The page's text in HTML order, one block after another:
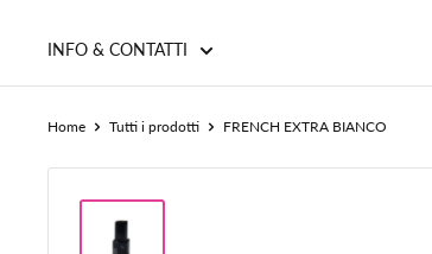
INFO & CONTATTI
Home Tutti i prodotti FRENCH EXTRA BIANCO